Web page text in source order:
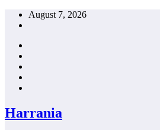
Skip
August 7, 2026
Harrania